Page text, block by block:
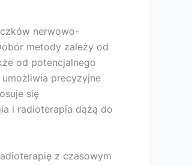
nerwowo-
metody zależy od
od potencjalnego
precyzyjne
się
i radioterapia dążą do
z czasowym